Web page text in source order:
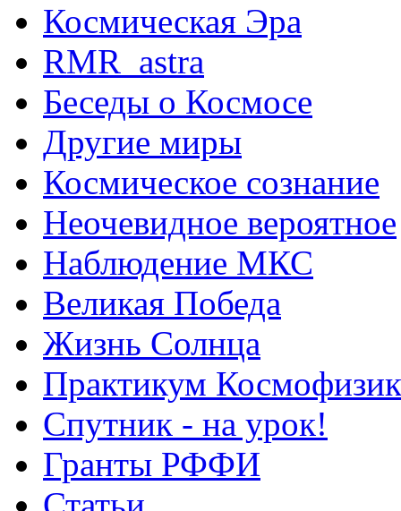
Космическая Эра
RMR_astra
Беседы о Космосе
Другие миры
Космическое сознание
Неочевидное вероятное
Наблюдение МКС
Великая Победа
Жизнь Солнца
Практикум
Спутник - на урок!
Гранты РФФИ